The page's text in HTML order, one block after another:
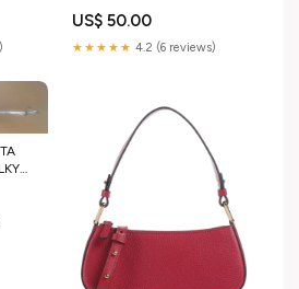
1409249
US$ 50.00
★★★★★ 4.2 (6 reviews)